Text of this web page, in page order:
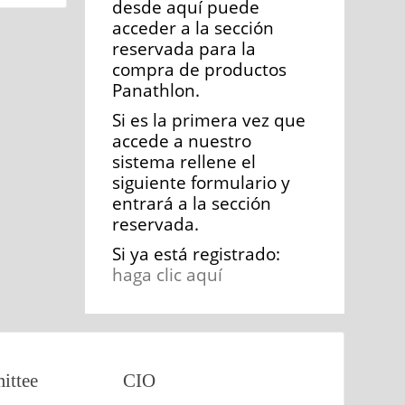
desde aquí puede
acceder a la sección
reservada para la
compra de productos
Panathlon.
Si es la primera vez que
accede a nuestro
sistema rellene el
siguiente formulario y
entrará a la sección
reservada.
Si ya está registrado:
haga clic aquí
CIO